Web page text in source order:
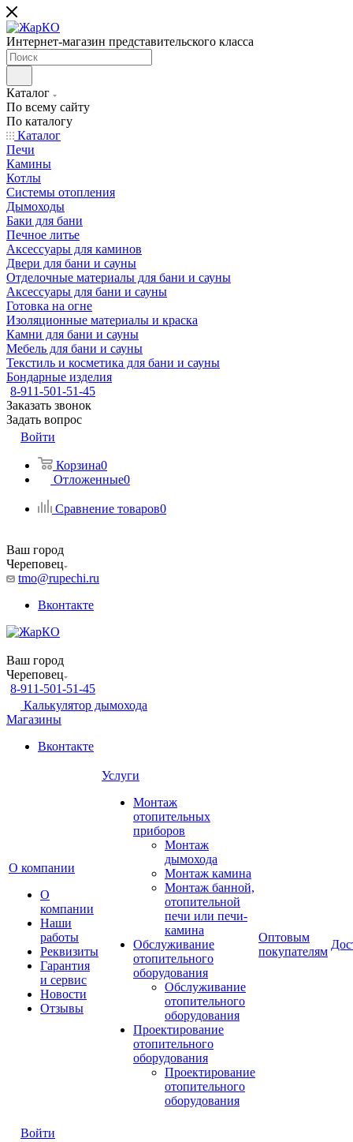
Интернет-магазин представительского класса
Каталог
По всему сайту
По каталогу
Каталог
Печи
Камины
Котлы
Системы отопления
Дымоходы
Баки для бани
Печное литье
Аксессуары для каминов
Двери для бани и сауны
Отделочные материалы для бани и сауны
Аксессуары для бани и сауны
Готовка на огне
Изоляционные материалы и краска
Камни для бани и сауны
Мебель для бани и сауны
Текстиль и косметика для бани и сауны
Бондарные изделия
8-911-501-51-45
Заказать звонок
Задать вопрос
Войти
Корзина0
Отложенные0
Сравнение товаров0
Ваш город
Череповец
tmo@rupechi.ru
Вконтакте
Ваш город
Череповец
8-911-501-51-45
Калькулятор дымохода
Магазины
Вконтакте
О компании
О
компании
Наши
работы
Реквизиты
Гарантия
и сервис
Новости
Отзывы
Услуги
Монтаж
отопительных
приборов
Монтаж
дымохода
Монтаж камина
Монтаж банной,
отопительной
печи или печи-
камина
Обслуживание
отопительного
оборудования
Обслуживание
отопительного
оборудования
Проектирование
отопительного
оборудования
Проектирование
отопительного
оборудования
Оптовым
покупателям
Войти